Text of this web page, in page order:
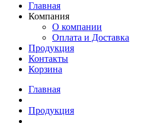
Главная
Компания
О компании
Оплата и Доставка
Продукция
Контакты
Корзина
Главная
Продукция